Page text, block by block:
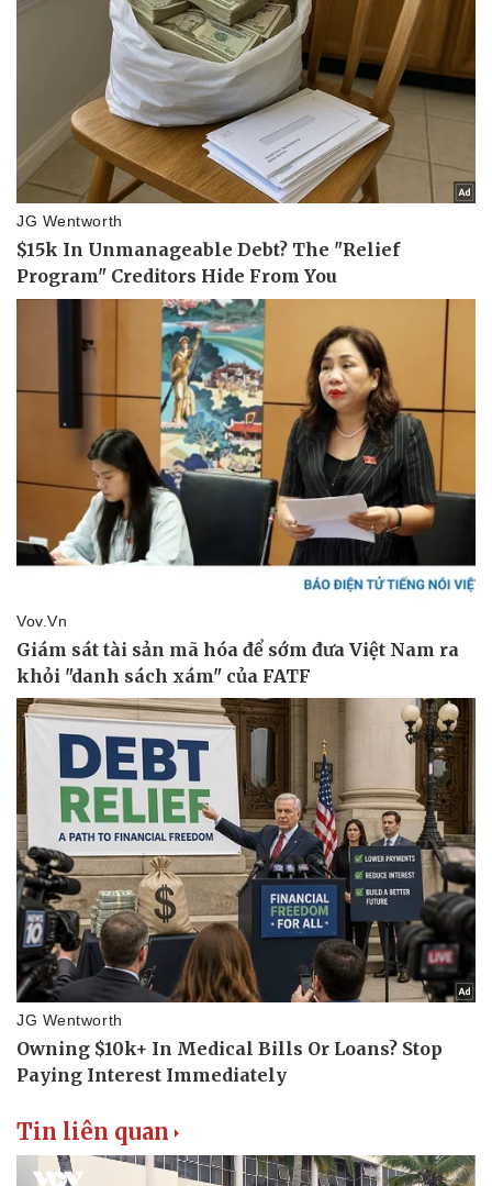
Làm đẹp - giảm cân
Phòng mạch online
Ăn sạch sống khỏe
Văn hóa
Sân khấu - Điện ảnh
Văn học
Âm nhạc
Di sản
Giải trí
Nghệ sĩ
Thời trang
Sao Việt
Tin liên quan